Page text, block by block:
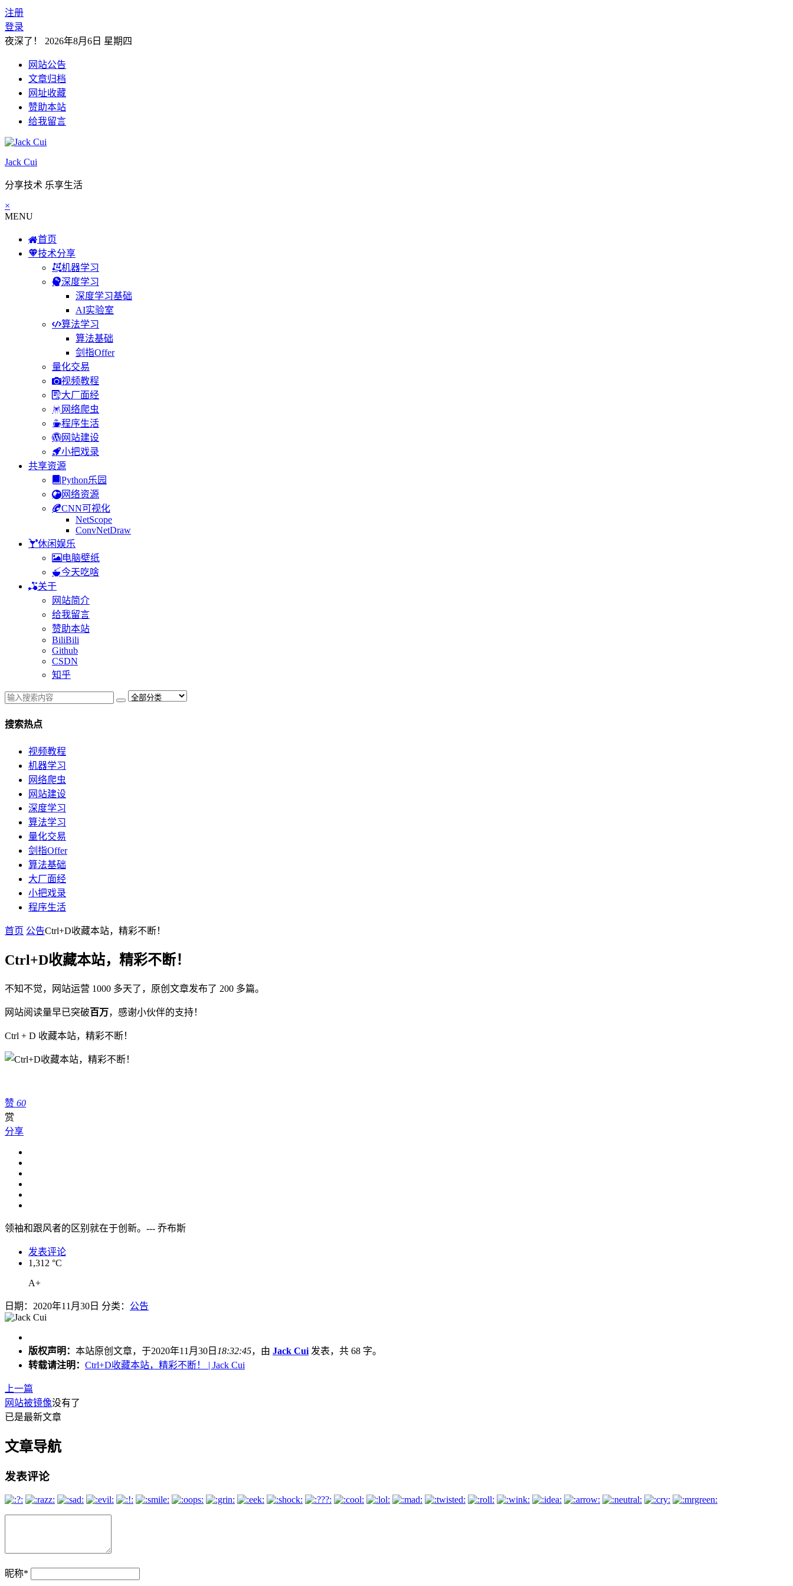
注册
登录
夜深了！ 2026年8月6日 星期四
网站公告
文章归档
网址收藏
赞助本站
给我留言
Jack Cui
分享技术 乐享生活
×
MENU
首页
技术分享
机器学习
深度学习
深度学习基础
AI实验室
算法学习
算法基础
剑指Offer
量化交易
视频教程
大厂面经
网络爬虫
程序生活
网站建设
小把戏录
共享资源
Python乐园
网络资源
CNN可视化
NetScope
ConvNetDraw
休闲娱乐
电脑壁纸
今天吃啥
关于
网站简介
给我留言
赞助本站
BiliBili
Github
CSDN
知乎
搜索热点
视频教程
机器学习
网络爬虫
网站建设
深度学习
算法学习
量化交易
剑指Offer
算法基础
大厂面经
小把戏录
程序生活
首页 公告Ctrl+D收藏本站，精彩不断！
Ctrl+D收藏本站，精彩不断！
不知不觉，网站运营 1000 多天了，原创文章发布了 200 多篇。
网站阅读量早已突破百万，感谢小伙伴的支持！
Ctrl + D 收藏本站，精彩不断！
赞 60
赏
分享
领袖和跟风者的区别就在于创新。--- 乔布斯
发表评论
1,312 °C
A+
日期：2020年11月30日 分类： 公告
版权声明： 本站原创文章，于2020年11月30日 18:32:45，由 Jack Cui 发表，共 68 字。
转载请注明： Ctrl+D收藏本站，精彩不断！ | Jack Cui
上一篇
网站被镜像没有了
已是最新文章
文章导航
发表评论
昵称*